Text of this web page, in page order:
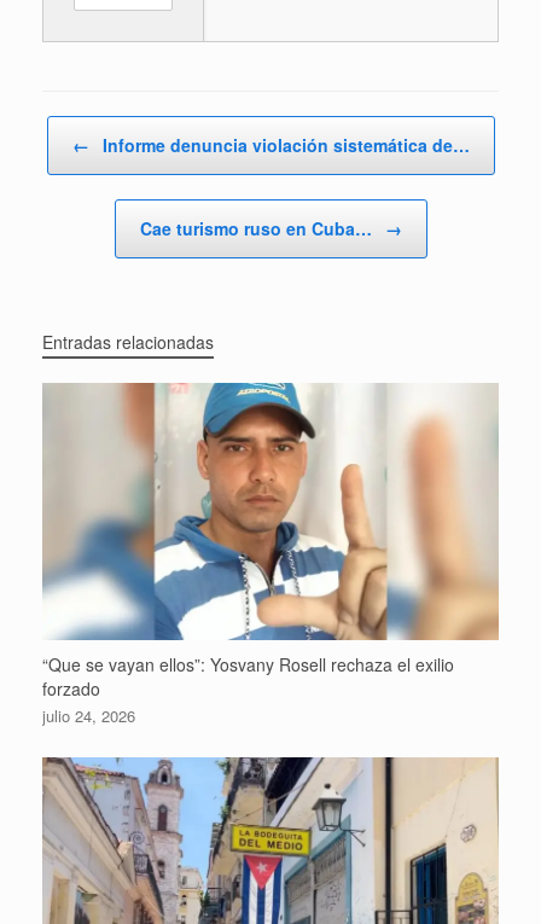
← Informe denuncia violación sistemática de…
Cae turismo ruso en Cuba… →
Entradas relacionadas
“Que se vayan ellos”: Yosvany Rosell rechaza el exilio
forzado
julio 24, 2026